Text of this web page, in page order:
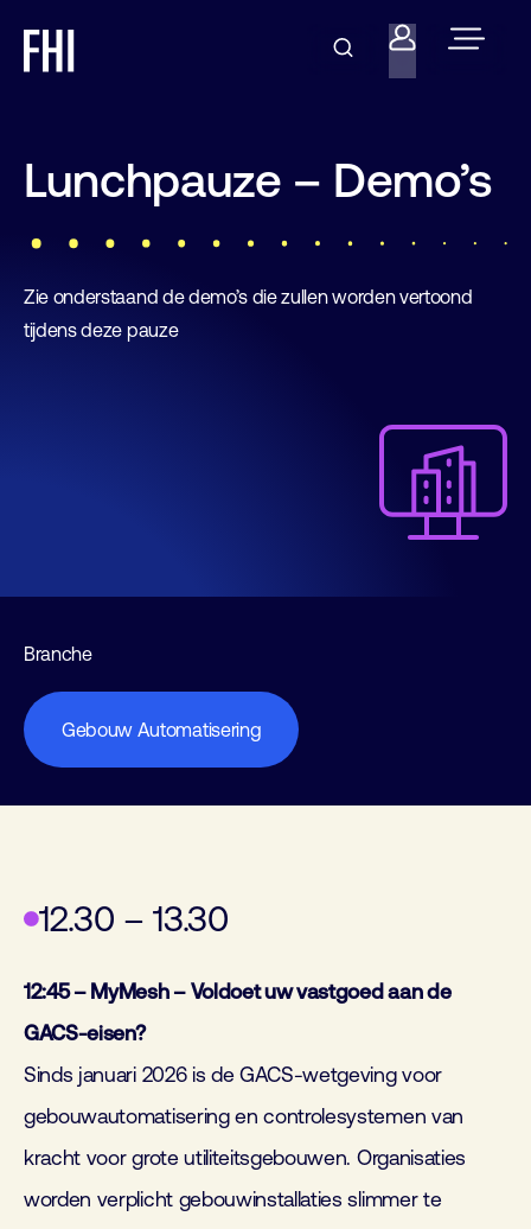
Lunchpauze – Demo’s
Zie onderstaand de demo’s die zullen worden vertoond
tijdens deze pauze
Branche
Gebouw Automatisering
12.30 – 13.30
12:45 – MyMesh – Voldoet uw vastgoed aan de
GACS-eisen?
Sinds januari 2026 is de GACS-wetgeving voor
gebouwautomatisering en controlesystemen van
kracht voor grote utiliteitsgebouwen. Organisaties
worden verplicht gebouwinstallaties slimmer te